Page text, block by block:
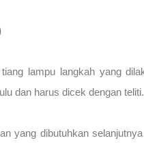
lampu langkah yang
dan harus dicek dengan teliti.
yang dibutuhkan